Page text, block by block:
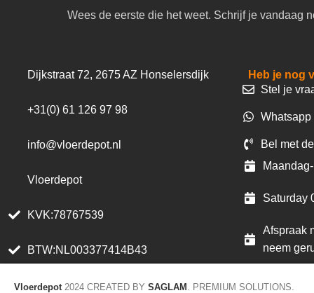
Wees de eerste die het weet. Schrijf je vandaag
Dijkstraat 72, 2675 AZ Honselersdijk
+31(0) 61 126 97 98
info@vloerdepot.nl
Vloerdepot
KVK:78767539
BTW:NL003377414B43
Heb je nog
Stel je
Bel met
Saturday
Afspraak
neem
Vloerdepot 2024 CREATED BY SAGLAM . PREMIUM SOLUTIONS.